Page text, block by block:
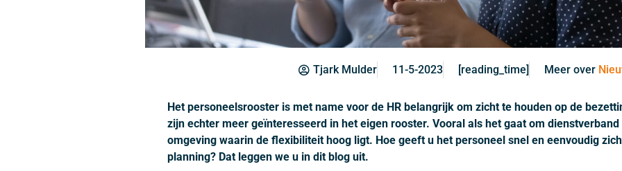
Tjark Mulder 11-5-2023 [reading_time] Meer over
Het personeelsrooster is met name voor de HR belangrijk om zicht te houden op de
zijn echter meer geïnteresseerd in het eigen rooster. Vooral als het gaat om
omgeving waarin de flexibiliteit hoog ligt. Hoe geeft u het personeel snel en eenvoudig
planning? Dat leggen we u in dit blog uit.